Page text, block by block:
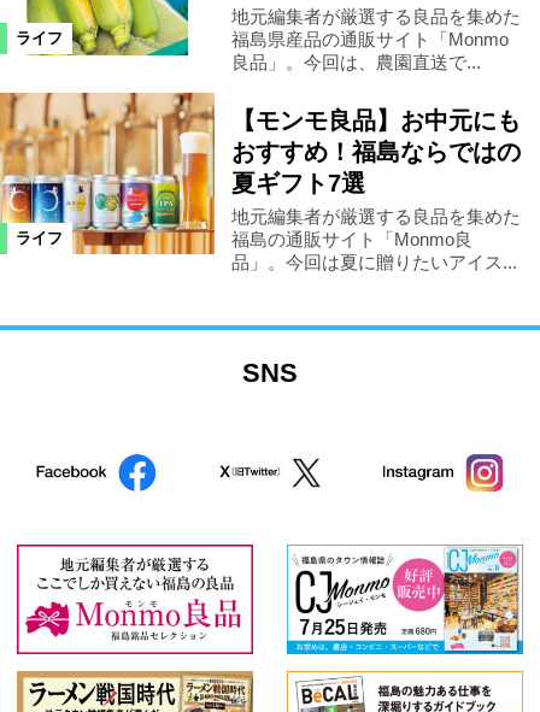
ライフ
地元編集者が厳選する良品を集めた
福島県産品の通販サイト「Monmo
良品」。今回は、農園直送で...
ライフ
【モンモ良品】お中元にも
おすすめ！福島ならではの
夏ギフト7選
地元編集者が厳選する良品を集めた
福島の通販サイト「Monmo良
品」。今回は夏に贈りたいアイス...
SNS